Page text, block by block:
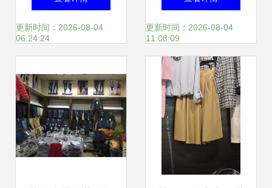
饰零售的全品类产
更新时间：2026-08-04
06:24:24
零售的转型之路
更新时间：2026-08-04
11:08:09